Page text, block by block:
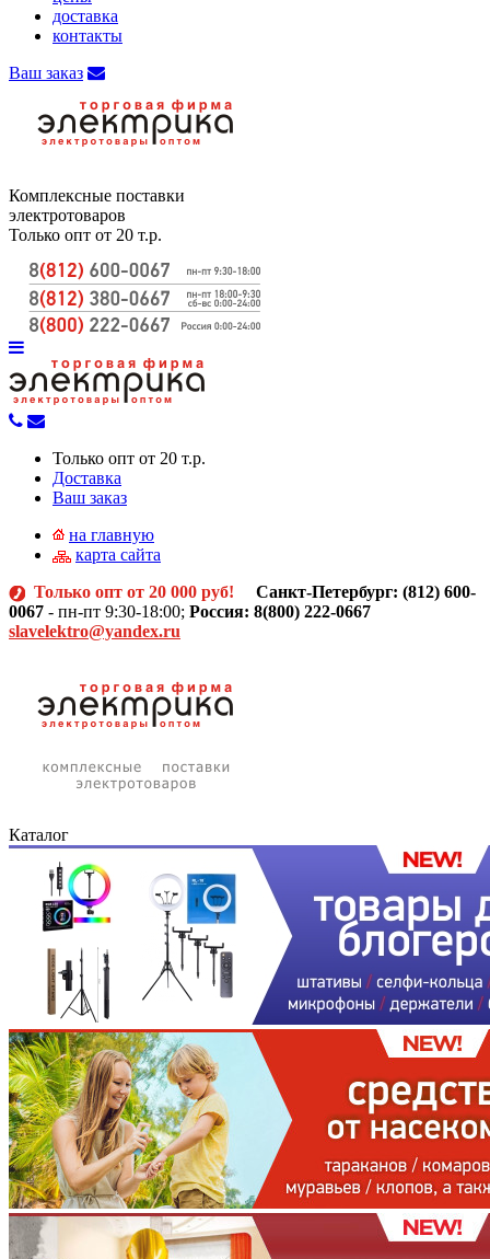
доставка
контакты
Ваш заказ
Комплексные поставки
электротоваров
Только опт от 20 т.р.
Только опт от 20 т.р.
Доставка
Ваш заказ
на главную
карта сайта
Только опт от 20 000 руб! Санкт-Петербург: (812) 600-
0067 - пн-пт 9:30-18:00; Россия: 8(800) 222-0667
slavelektro@yandex.ru
Каталог